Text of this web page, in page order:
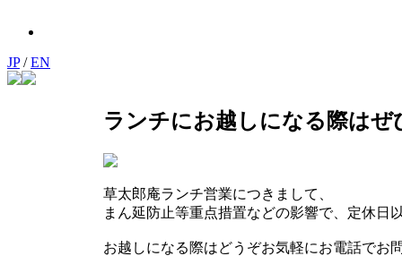
JP/EN
ランチにお越しになる際は
草太郎庵ランチ営業につきまして、
まん延防止等重点措置などの影響で、定休日
お越しになる際はどうぞお気軽にお電話でお